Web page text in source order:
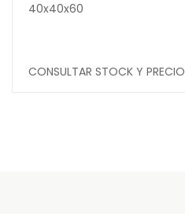
40x40x60
CONSULTAR STOCK Y PRECIO